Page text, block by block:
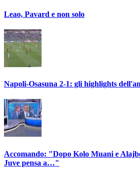
Leao, Pavard e non solo
Napoli-Osasuna 2-1: gli highlights
Accomando: "Dopo Kolo Muani e
Juve pensa a…"